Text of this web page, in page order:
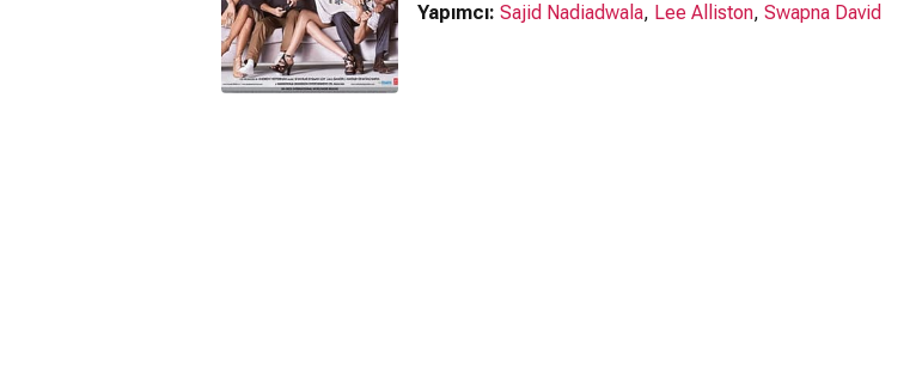
Yapımcı: Sajid Nadiadwala, Lee Alliston, Swapna David